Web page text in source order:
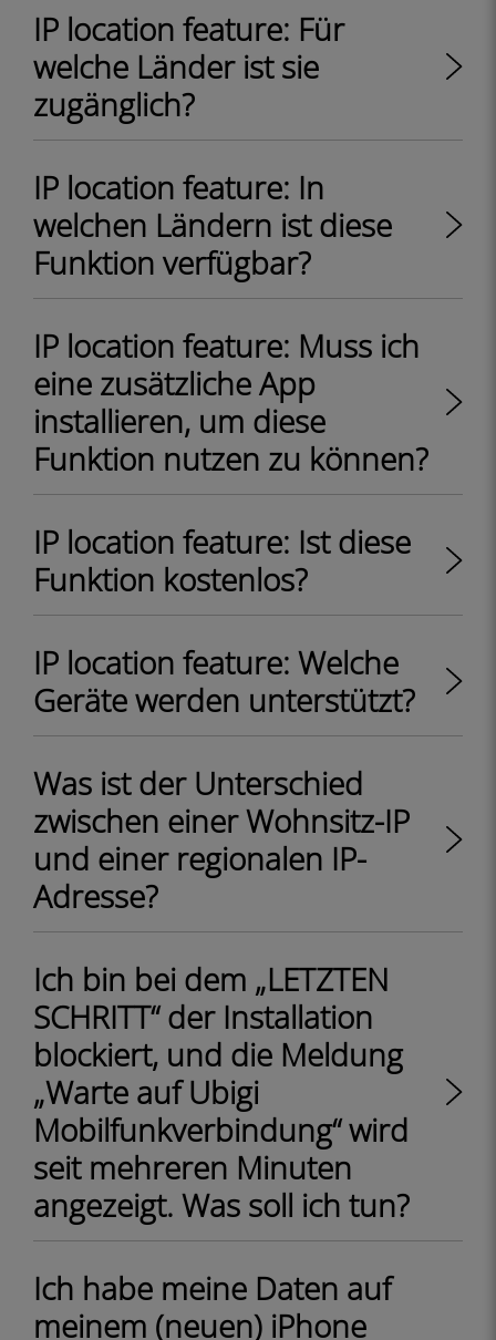
IP location feature: Für
welche Länder ist sie
zugänglich?
IP location feature: In
welchen Ländern ist diese
Funktion verfügbar?
IP location feature: Muss ich
eine zusätzliche App
installieren, um diese
Funktion nutzen zu können?
IP location feature: Ist diese
Funktion kostenlos?
IP location feature: Welche
Geräte werden unterstützt?
Was ist der Unterschied
zwischen einer Wohnsitz-IP
und einer regionalen IP-
Adresse?
Ich bin bei dem „LETZTEN
SCHRITT“ der Installation
blockiert, und die Meldung
„Warte auf Ubigi
Mobilfunkverbindung“ wird
seit mehreren Minuten
angezeigt. Was soll ich tun?
Ich habe meine Daten auf
meinem (neuen) iPhone